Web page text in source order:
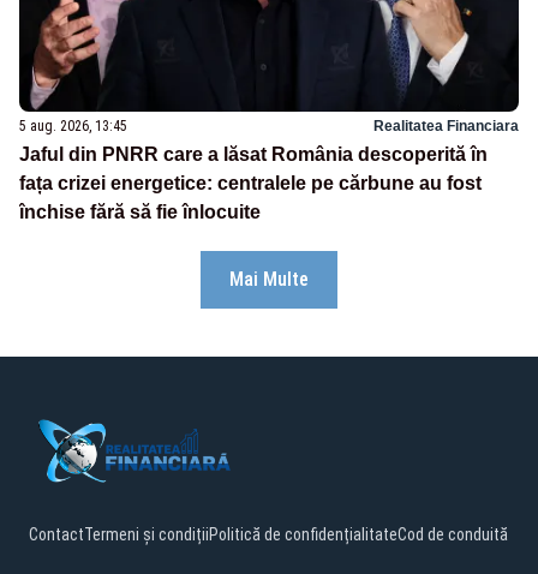
5 aug. 2026, 13:45 Realitatea Financiara
Jaful din PNRR care a lăsat România descoperită în
fața crizei energetice: centralele pe cărbune au fost
închise fără să fie înlocuite
Mai Multe
ContactTermeni și condițiiPolitică de confidențialitateCod de conduită